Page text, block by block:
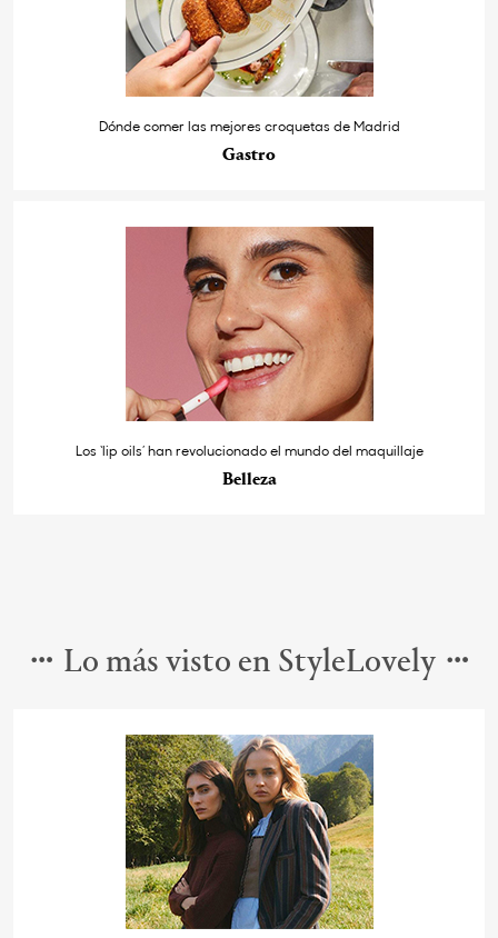
Dónde comer las mejores croquetas de Madrid
Gastro
Los ‘lip oils’ han revolucionado el mundo del maquillaje
Belleza
Lo más visto en StyleLovely